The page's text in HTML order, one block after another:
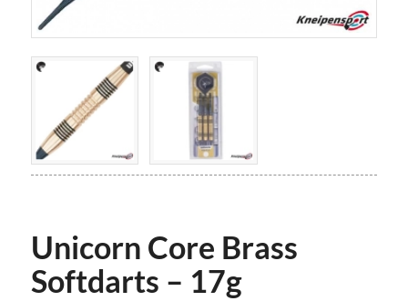
Unicorn Core Brass
Softdarts – 17g